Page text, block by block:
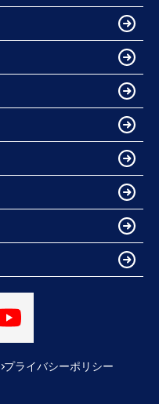
プライバシーポリシー